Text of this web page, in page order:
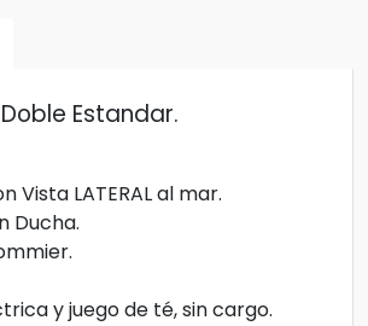
Estandar.
Vista LATERAL al mar.
Ducha.
y juego de té, sin cargo.